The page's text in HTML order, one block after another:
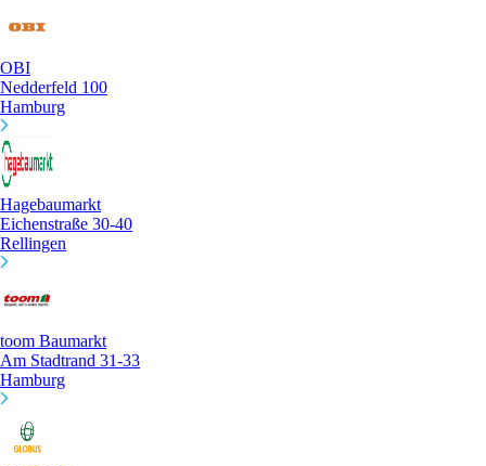
OBI
Nedderfeld 100
Hamburg
Hagebaumarkt
Eichenstraße 30-40
Rellingen
toom Baumarkt
Am Stadtrand 31-33
Hamburg